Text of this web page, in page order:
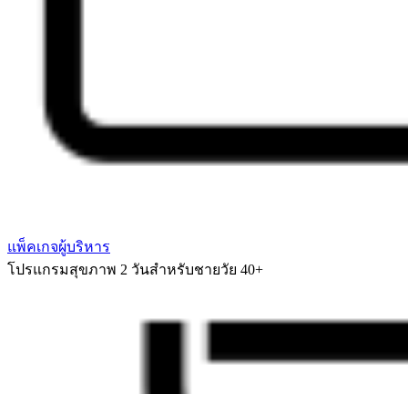
แพ็คเกจผู้บริหาร
โปรแกรมสุขภาพ 2 วันสำหรับชายวัย 40+